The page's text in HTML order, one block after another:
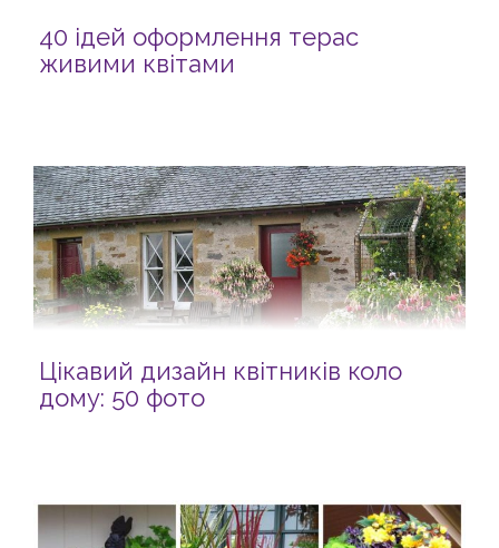
40 ідей оформлення терас
живими квітами
Цікавий дизайн квітників коло
дому: 50 фото